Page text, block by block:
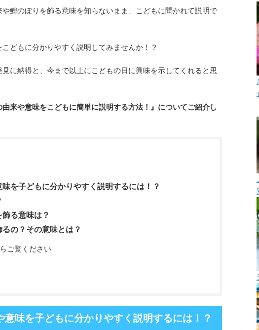
鯉のぼりを飾る意味を知らないまま、こどもに聞かれて説明で
どもに分かりやすく説明してみませんか！？
に納得と、今まで以上にこどもの日に興味を示してくれると思
来や意味をこどもに簡単に説明する方法！』についてご紹介し
を子どもに分かりやすく説明するには！？
る意味は？
の？その意味とは？
ご覧ください
意味を子どもに分かりやすく説明するには！？